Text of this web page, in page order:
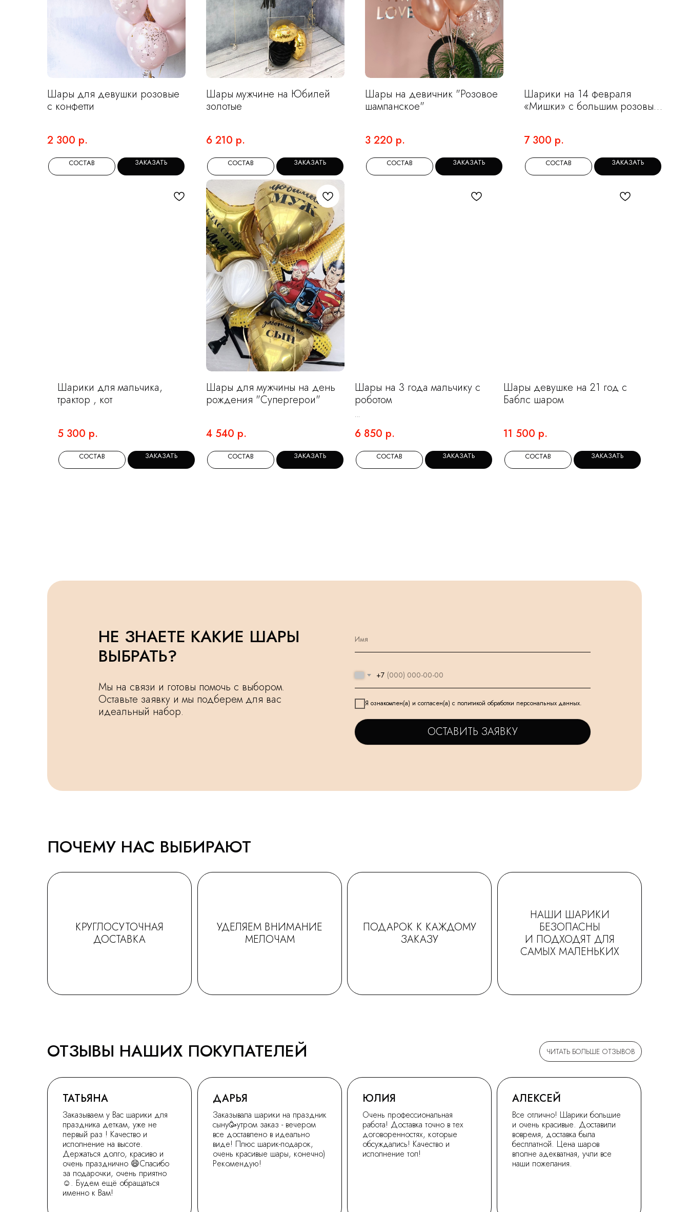
Шары для девушки розовые
с конфетти
2 300 р.
СОСТАВ ЗАКАЗАТЬ
Шары мужчине на Юбилей
золотые
6 210 р.
СОСТАВ ЗАКАЗАТЬ
Шары на девичник "Розовое
шампанское"
3 220 р.
СОСТАВ ЗАКАЗАТЬ
Шарики на 14 февраля
«Мишки» с большим розовым
7 300 р.
СОСТАВ ЗАКАЗАТЬ
Шарики для мальчика,
трактор , кот
5 300 р.
СОСТАВ ЗАКАЗАТЬ
Шары для мужчины на день
рождения "Супергерои"
4 540 р.
СОСТАВ ЗАКАЗАТЬ
Шары на 3 года мальчику с
роботом
6 850 р.
СОСТАВ ЗАКАЗАТЬ
Шары девушке на 21 год с
Баблс шаром
11 500 р.
СОСТАВ ЗАКАЗАТЬ
НЕ ЗНАЕТЕ КАКИЕ ШАРЫ
ВЫБРАТЬ?
Мы на связи и готовы помочь с выбором.
Оставьте заявку и мы подберем для вас
идеальный набор.
+7
Я ознакомлен(а) и согласен(а) с политикой обработки персональных данных.
ОСТАВИТЬ ЗАЯВКУ
ПОЧЕМУ НАС ВЫБИРАЮТ
КРУГЛОСУТОЧНАЯ
ДОСТАВКА
УДЕЛЯЕМ ВНИМАНИЕ
МЕЛОЧАМ
ПОДАРОК К КАЖДОМУ
ЗАКАЗУ
НАШИ ШАРИКИ
БЕЗОПАСНЫ
И ПОДХОДЯТ ДЛЯ
САМЫХ МАЛЕНЬКИХ
ЧИТАТЬ БОЛЬШЕ ОТЗЫВОВ
ОТЗЫВЫ НАШИХ ПОКУПАТЕЛЕЙ
Заказывала шарики на праздник
сыну🥳утром заказ - вечером
все доставлено в идеально
виде! Плюс шарик-подарок,
очень красивые шары, конечно)
Рекомендую!
ДАРЬЯ ЮЛИЯ
Очень профессиональная
работа! Доставка точно в тех
договоренностях, которые
обсуждались! Качество и
исполнение топ!
ТАТЬЯНА
Заказываем у Вас шарики для
праздника деткам, уже не
первый раз ! Качество и
исполнение на высоте.
Держаться долго, красиво и
очень празднично 😄Спасибо
за подарочки, очень приятно
☺. Будем ещё обращаться
именно к Вам!
АЛЕКСЕЙ
Все отлично! Шарики большие
и очень красивые. Доставили
вовремя, доставка была
бесплатной. Цена шаров
вполне адекватная, учли все
наши пожелания.